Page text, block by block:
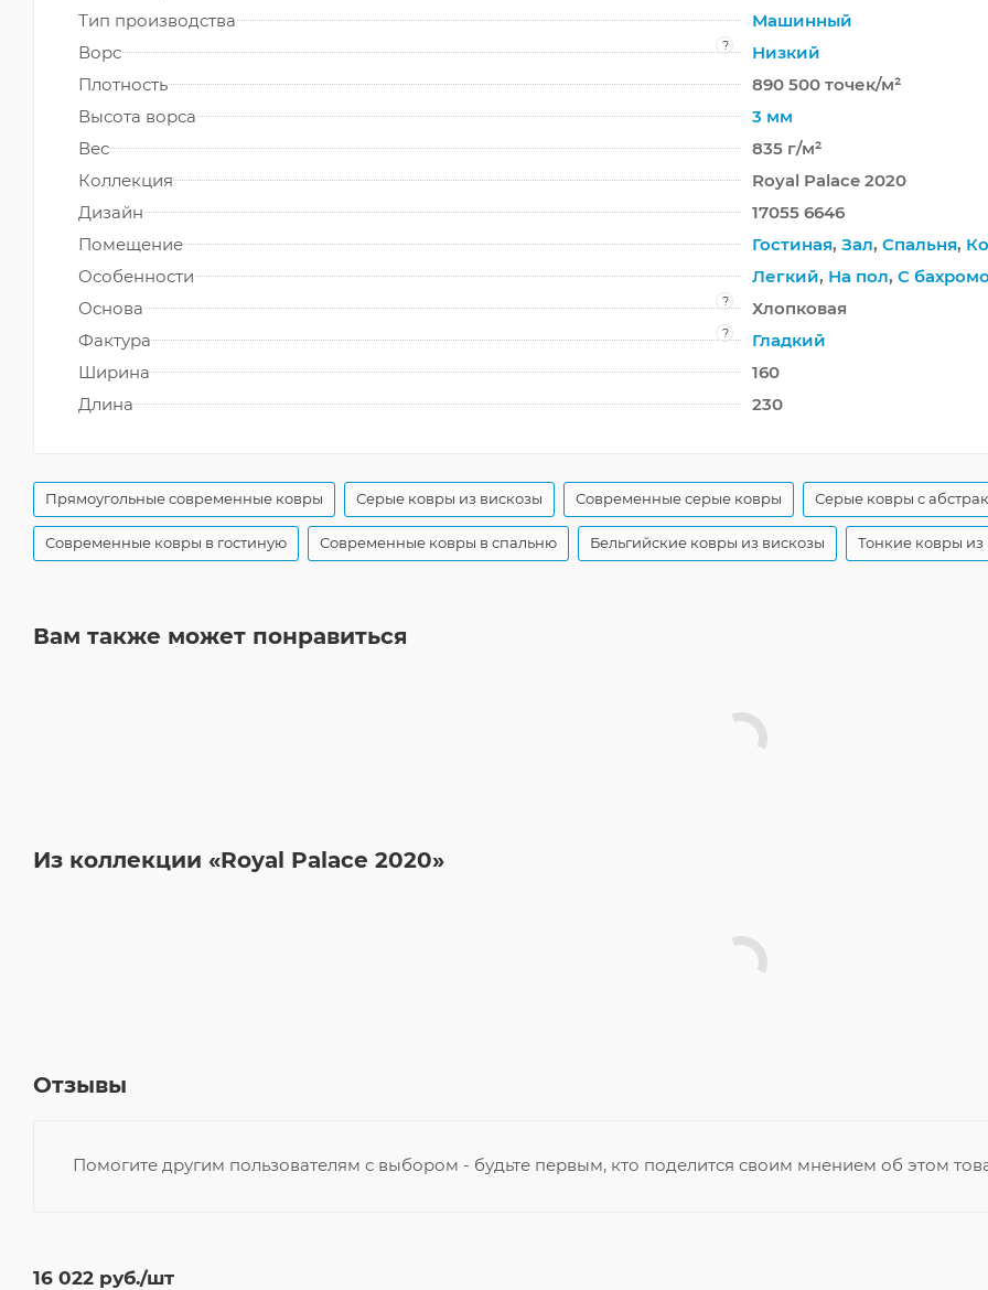
Тип производства
Машинный
Ворс
?
Низкий
Плотность
890 500 точек/м²
Высота ворса
3 мм
Вес
835 г/м²
Коллекция
Royal Palace 2020
Дизайн
17055 6646
Помещение
Гостиная, Зал, Спальня,
Особенности
Легкий, На пол, С
Основа
?
Хлопковая
Фактура
?
Гладкий
Ширина
160
Длина
230
Прямоугольные современные ковры Серые ковры из вискозы Современные серые ковры Серые ковры с
Современные ковры в гостиную Современные ковры в спальню Бельгийские ковры из вискозы Тонкие ковры из
Вам также может понравиться
Из коллекции «Royal Palace 2020»
Отзывы
Помогите другим пользователям с выбором - будьте первым, кто поделится своим мнением об этом
16 022 руб./шт